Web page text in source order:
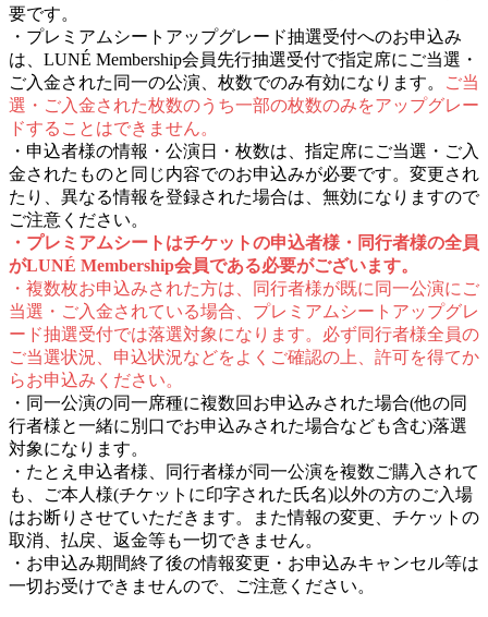
要です。
・プレミアムシートアップグレード抽選受付へのお申込み
は、LUNÉ Membership会員先行抽選受付で指定席にご当選・
ご入金された同一の公演、枚数でのみ有効になります。
ご当
選・ご入金された枚数のうち一部の枚数のみをアップグレー
ドすることはできません。
・申込者様の情報・公演日・枚数は、指定席にご当選・ご入
金されたものと同じ内容でのお申込みが必要です。変更され
たり、異なる情報を登録された場合は、無効になりますので
ご注意ください。
・プレミアムシートはチケットの申込者様・同行者様の全員
がLUNÉ Membership会員である必要がございます。
・複数枚お申込みされた方は、同行者様が既に同一公演にご
当選・ご入金されている場合、プレミアムシートアップグレ
ード抽選受付では落選対象になります。必ず同行者様全員の
ご当選状況、申込状況などをよくご確認の上、許可を得てか
らお申込みください。
・同一公演の同一席種に複数回お申込みされた場合(他の同
行者様と一緒に別口でお申込みされた場合なども含む)落選
対象になります。
・たとえ申込者様、同行者様が同一公演を複数ご購入されて
も、ご本人様(チケットに印字された氏名)以外の方のご入場
はお断りさせていただきます。また情報の変更、チケットの
取消、払戻、返金等も一切できません。
・お申込み期間終了後の情報変更・お申込みキャンセル等は
一切お受けできませんので、ご注意ください。